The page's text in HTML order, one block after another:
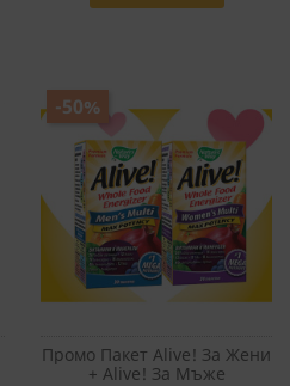
Промо Пакет Alive! За Жени
+ Alive! За Мъже
-50%